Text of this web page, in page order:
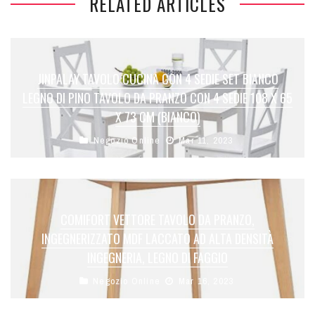
JINPALAY TAVOLO CUCINA CON 4 SEDIE SET BIANCO
LEGNO DI PINO TAVOLO DA PRANZO CON 4 SEDIE 108 X 65
X 73 CM (BIANCO)
Negozio Online Mar 11, 2023
COMIFORT VETTORE TAVOLO DA PRANZO,
INGEGNERIZZATO MDF LACCATO AD ALTA DENSITÀ
INGEGNERIA, LEGNO DI FAGGIO
Negozio Online Mar 16, 2023